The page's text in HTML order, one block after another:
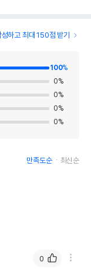
하고 최대 150점 받기
100%
0%
0%
0%
0%
만족도순 최신순
0